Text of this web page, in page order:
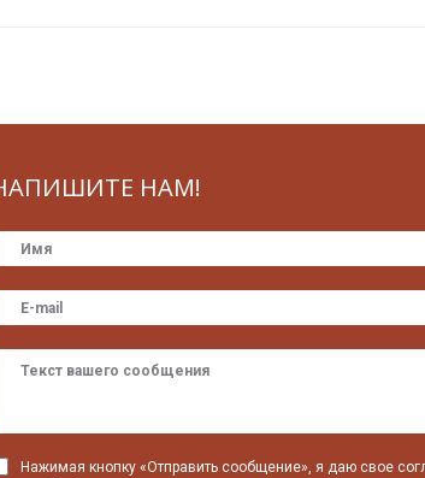
НАМ!
Нажимая кнопку «Отправить сообщение», я даю свое